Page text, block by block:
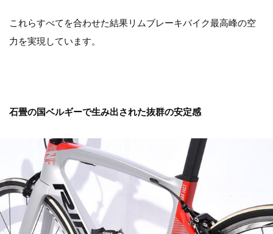
これらすべてを合わせた結果リムブレーキバイク最高峰の空
力を実現しています。
石畳の国ベルギーで生み出された抜群の安定感